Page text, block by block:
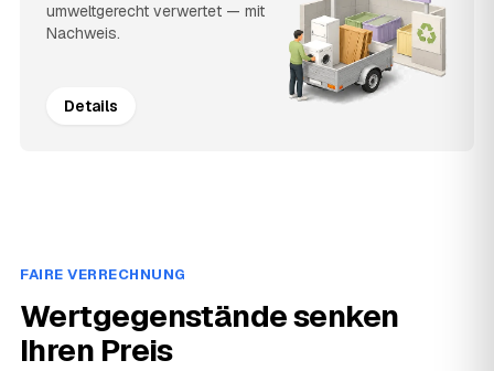
umweltgerecht verwertet — mit
Nachweis.
Details
FAIRE VERRECHNUNG
Wertgegenstände senken
Ihren Preis